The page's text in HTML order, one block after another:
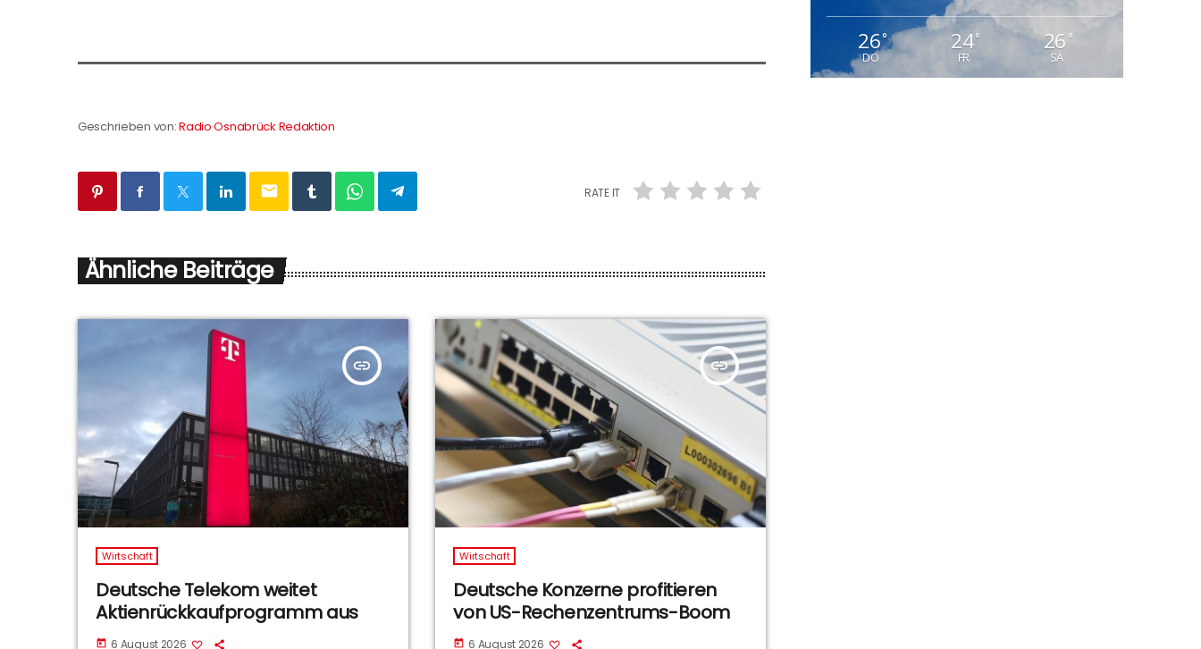
Geschrieben von:Radio Osnabrück Redaktion
email RATE IT
Ähnliche Beiträge
insert_link
Wirtschaft
Deutsche Telekom weitet
Aktienrückkaufprogramm aus
today 6 August 2026
insert_link
Wirtschaft
Deutsche Konzerne profitieren
von US-Rechenzentrums-Boom
today 6 August 2026
26°
DO
24°
FR
26 °
SA